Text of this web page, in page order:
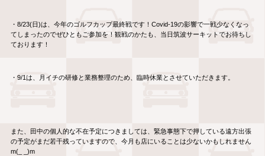
・8/23(日)は、今年のゴルフカップ最終戦です！Covid-19の影響で一戦少なくなっ
てしまったのでぜひともご参加を！観戦のかたも、当日筑波サーキットでお待ちし
ております！
・9/1は、月イチの研修と業務整理のため、臨時休業とさせていただきます。
また、田中の個人的な不在予定につきましては、緊急事態下で押している遠方出張
の予定がまだ若干残っていますので、今月も店にいることは少ないかもしれません
m(_ _)m